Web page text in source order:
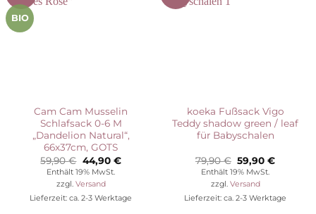
BIO
Cam Cam Musselin
Schlafsack 0-6 M
„Dandelion Natural“,
66x37cm, GOTS
59,90€ Ursprünglicher
Preis
war:
59,90 €
44,90 €Aktueller
Enthält 19% MwSt.
zzgl. Versand
Lieferzeit: ca. 2-3 Werktage
koeka Fußsack Vigo
Teddy shadow green / leaf
für Babyschalen
79,90€ Ursprünglicher
Preis
war:
79,90 €
59,90€
Enthält 19% MwSt.
zzgl. Versand
Lieferzeit: ca. 2-3 Werktage